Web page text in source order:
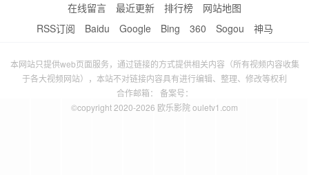
在线留言 最近更新 排行榜
网站地图
RSS订阅
Baidu Google Bing 360 Sogou 神马
本网站只提供web页面服务，通过链接的方式提供相关内容（所有视频内容收集
于各大视频网站），本站不对链接内容具有进行编辑、整理、修改等权利
合作邮箱： 备案号：
©copyright 2020-2026 欧乐影院 ouletv1.com